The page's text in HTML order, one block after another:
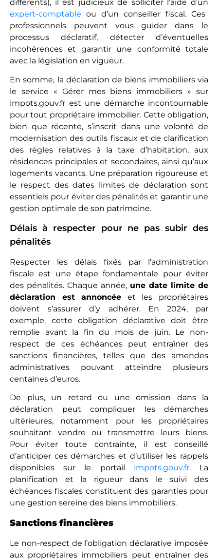
différents), il est judicieux de solliciter l’aide d’un
expert-comptable ou d’un conseiller fiscal. Ces
professionnels peuvent vous guider dans le
processus déclaratif, détecter d’éventuelles
incohérences et garantir une conformité totale
avec la législation en vigueur.
En somme, la déclaration de biens immobiliers via
le service « Gérer mes biens immobiliers » sur
impots.gouv.fr est une démarche incontournable
pour tout propriétaire immobilier. Cette obligation,
bien que récente, s’inscrit dans une volonté de
modernisation des outils fiscaux et de clarification
des règles relatives à la taxe d’habitation, aux
résidences principales et secondaires, ainsi qu’aux
logements vacants. Une préparation rigoureuse et
le respect des dates limites de déclaration sont
essentiels pour éviter des pénalités et garantir une
gestion optimale de son patrimoine.
Délais à respecter pour ne pas subir des
pénalités
Respecter les délais fixés par l’administration
fiscale est une étape fondamentale pour éviter
des pénalités. Chaque année, une date limite de
déclaration est annoncée et les propriétaires
doivent s’assurer d’y adhérer. En 2024, par
exemple, cette obligation déclarative doit être
remplie avant la fin du mois de juin. Le non-
respect de ces échéances peut entraîner des
sanctions financières, telles que des amendes
administratives pouvant atteindre plusieurs
centaines d’euros.
De plus, un retard ou une omission dans la
déclaration peut compliquer les démarches
ultérieures, notamment pour les propriétaires
souhaitant vendre ou transmettre leurs biens.
Pour éviter toute contrainte, il est conseillé
d’anticiper ces démarches et d’utiliser les rappels
disponibles sur le portail
impots.gouv.fr. La
planification et la rigueur dans le suivi des
échéances fiscales constituent des garanties pour
une gestion sereine des biens immobiliers.
Sanctions financières
Le non-respect de l’obligation déclarative imposée
aux propriétaires immobiliers peut entraîner des